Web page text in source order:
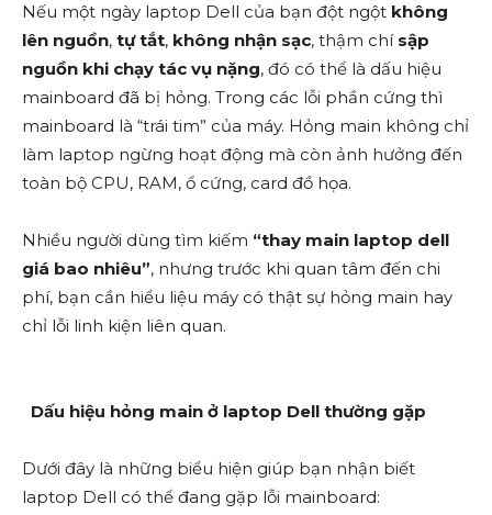
Nếu một ngày laptop Dell của bạn đột ngột không
lên nguồn, tự tắt, không nhận sạc, thậm chí sập
nguồn khi chạy tác vụ nặng, đó có thể là dấu hiệu
mainboard đã bị hỏng. Trong các lỗi phần cứng thì
mainboard là “trái tim” của máy. Hỏng main không chỉ
làm laptop ngừng hoạt động mà còn ảnh hưởng đến
toàn bộ CPU, RAM, ổ cứng, card đồ họa.
Nhiều người dùng tìm kiếm “thay main laptop dell
giá bao nhiêu”, nhưng trước khi quan tâm đến chi
phí, bạn cần hiểu liệu máy có thật sự hỏng main hay
chỉ lỗi linh kiện liên quan.
Dấu hiệu hỏng main ở laptop Dell thường gặp
Dưới đây là những biểu hiện giúp bạn nhận biết
laptop Dell có thể đang gặp lỗi mainboard: